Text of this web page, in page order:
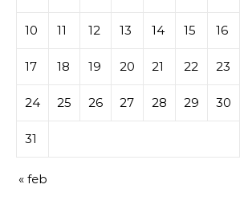
10 11 12 13 14 15 16
17 18 19 20 21 22 23
24 25 26 27 28 29 30
31
« feb